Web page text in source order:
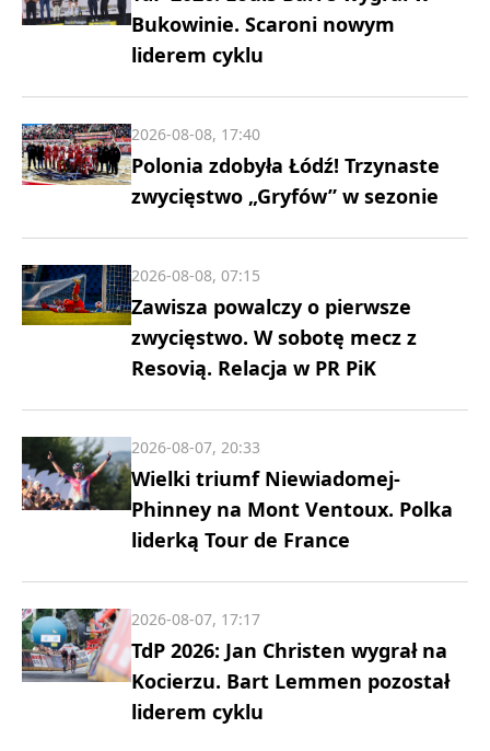
Bukowinie. Scaroni nowym
liderem cyklu
Polonia zdobyła Łódź! Trzynaste
zwycięstwo „Gryfów” w sezonie
2026-08-08, 17:40
Zawisza powalczy o pierwsze
zwycięstwo. W sobotę mecz z
Resovią. Relacja w PR PiK
2026-08-08, 07:15
Wielki triumf Niewiadomej-
Phinney na Mont Ventoux. Polka
liderką Tour de France
2026-08-07, 20:33
TdP 2026: Jan Christen wygrał na
Kocierzu. Bart Lemmen pozostał
liderem cyklu
2026-08-07, 17:17